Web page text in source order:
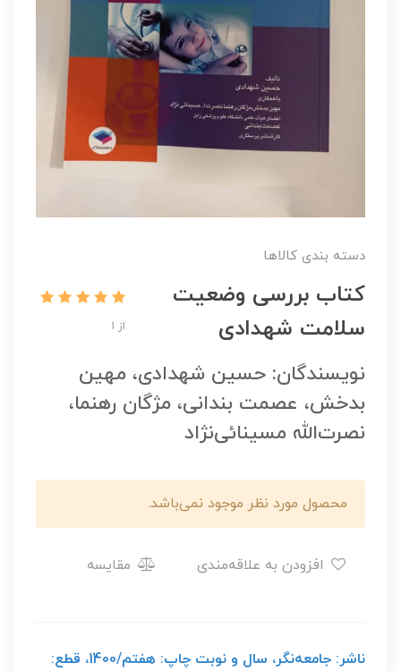
دسته بندی کالاها
کتاب بررسی وضعیت
سلامت شهدادی
از 1
نویسندگان: حسین شهدادی، مهین
بدخش، عصمت بندانی، مژگان رهنما،
نصرت‌الله مسینائی‌نژاد
محصول مورد نظر موجود نمی‌باشد.
مقایسه
ناشر: جامعه‌نگر، سال و نوبت چاپ: هفتم/1400، قطع: